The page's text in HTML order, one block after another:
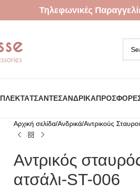
Τηλεφωνικές
ΠΛΕΚΤΆΤΣΆΝΤΕΣΑΝΔΡΙΚΆ
Αρχική σελίδα Ανδρικά Αντρικούς
Αντρικός
ατσάλι-ST-006